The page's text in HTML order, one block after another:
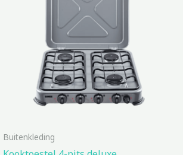
Buitenkleding